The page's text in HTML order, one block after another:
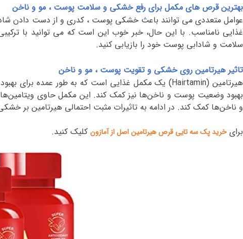
بهترین قرص های مکمل برای رفع خشکی و سلامت پوست ، مو و ناخن
عوامل متعددی می توانند باعث خشکی پوست ، کدری و از دست دادن
غذایی نامناسب. با این حال، خبر خوب این است که می توانید با
سلامت و شادابی پوست خود را بازیابی کنید.
تاثیر هیرتامین روی خشکی و تقویت پوست ، مو و ناخن
هیرتامین(Hairtamin) یک مکمل غذایی است که به طور عمده برای بهبود
بهبود وضعیت پوست و ناخن‌ها نیز کمک کند. این مکمل حاوی
و ناخن‌ها کمک کند. در ادامه به تاثیرات مثبت احتمالی هیرتامین بر
برای خرید پک سه تایی قرص هیرتامین اصل از آمازون کلیک کنید.